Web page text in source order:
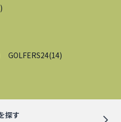
)
GOLFERS24(14)
探す